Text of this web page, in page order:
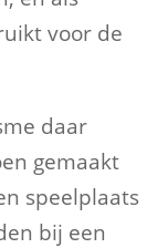
voor de
daar
gemaakt
speelplaats
bij een